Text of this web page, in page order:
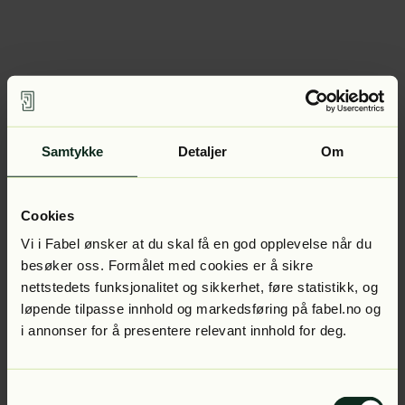
Samtykke Detaljer Om
Cookies
Vi i Fabel ønsker at du skal få en god opplevelse når du
besøker oss. Formålet med cookies er å sikre
nettstedets funksjonalitet og sikkerhet, føre statistikk, og
løpende tilpasse innhold og markedsføring på fabel.no og
i annonser for å presentere relevant innhold for deg.